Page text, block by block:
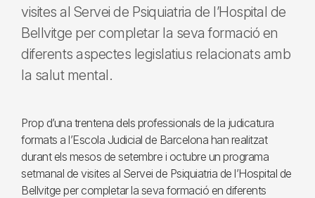
visites al Servei de Psiquiatria de l’Hospital de
Bellvitge per completar la seva formació en
diferents aspectes legislatius relacionats amb
la salut mental.
Prop d’una trentena dels professionals de la judicatura
formats a l’Escola Judicial de Barcelona han realitzat
durant els mesos de setembre i octubre un programa
setmanal de visites al Servei de Psiquiatria de l’Hospital de
Bellvitge per completar la seva formació en diferents